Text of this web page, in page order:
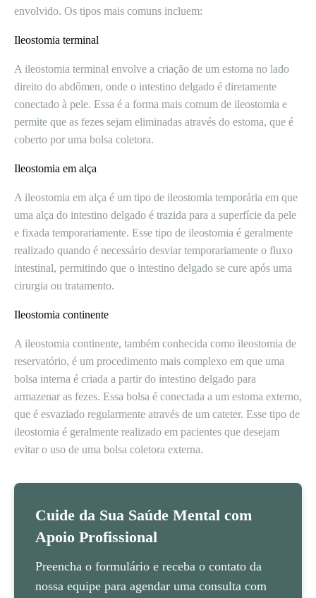
envolvido. Os tipos mais comuns incluem:
Ileostomia terminal
A ileostomia terminal envolve a criação de um estoma no lado
direito do abdômen, onde o intestino delgado é diretamente
conectado à pele. Essa é a forma mais comum de ileostomia e
permite que as fezes sejam eliminadas através do estoma, que é
coberto por uma bolsa coletora.
Ileostomia em alça
A ileostomia em alça é um tipo de ileostomia temporária em que
uma alça do intestino delgado é trazida para a superfície da pele
e fixada temporariamente. Esse tipo de ileostomia é geralmente
realizado quando é necessário desviar temporariamente o fluxo
intestinal, permitindo que o intestino delgado se cure após uma
cirurgia ou tratamento.
Ileostomia continente
A ileostomia continente, também conhecida como ileostomia de
reservatório, é um procedimento mais complexo em que uma
bolsa interna é criada a partir do intestino delgado para
armazenar as fezes. Essa bolsa é conectada a um estoma externo,
que é esvaziado regularmente através de um cateter. Esse tipo de
ileostomia é geralmente realizado em pacientes que desejam
evitar o uso de uma bolsa coletora externa.
Cuide da Sua Saúde Mental com
Apoio Profissional
Preencha o formulário e receba o contato da
nossa equipe para agendar uma consulta com